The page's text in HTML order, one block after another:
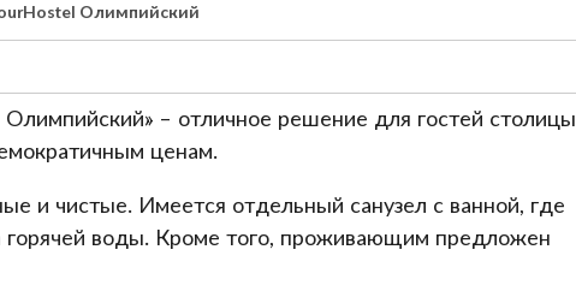
Олимпийский
– отличное решение для гостей
ценам.
и чистые. Имеется отдельный санузел с ванной, где
горячей воды. Кроме того, проживающим предложен